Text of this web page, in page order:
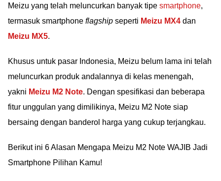
Meizu yang telah meluncurkan banyak tipe smartphone,
termasuk smartphone flagship seperti Meizu MX4 dan
Meizu MX5.
Khusus untuk pasar Indonesia, Meizu belum lama ini telah
meluncurkan produk andalannya di kelas menengah,
yakni Meizu M2 Note. Dengan spesifikasi dan beberapa
fitur unggulan yang dimilikinya, Meizu M2 Note siap
bersaing dengan banderol harga yang cukup terjangkau.
Berikut ini 6 Alasan Mengapa Meizu M2 Note WAJIB Jadi
Smartphone Pilihan Kamu!